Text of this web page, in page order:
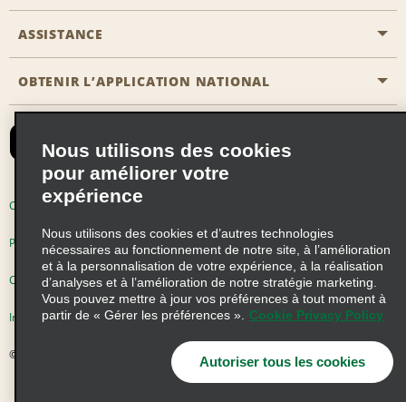
Solutions pour les professionnels
Carrière
ASSISTANCE
Accessibilité
Nous contacter
Recevoir des offres par email
OBTENIR L’APPLICATION NATIONAL
Conditions d’utilisation
Politique d’utilisation des cookies
Choix de confidentialité
Information précontractuelle
© 2026 Enterprise Holdings, Inc. Tous droits réservés
Nous utilisons des cookies
pour améliorer votre
expérience
Nous utilisons des cookies et d’autres technologies
nécessaires au fonctionnement de notre site, à l’amélioration
et à la personnalisation de votre expérience, à la réalisation
d’analyses et à l’amélioration de notre stratégie marketing.
Vous pouvez mettre à jour vos préférences à tout moment à
partir de « Gérer les préférences ».
Cookie Privacy Policy
Autoriser tous les cookies